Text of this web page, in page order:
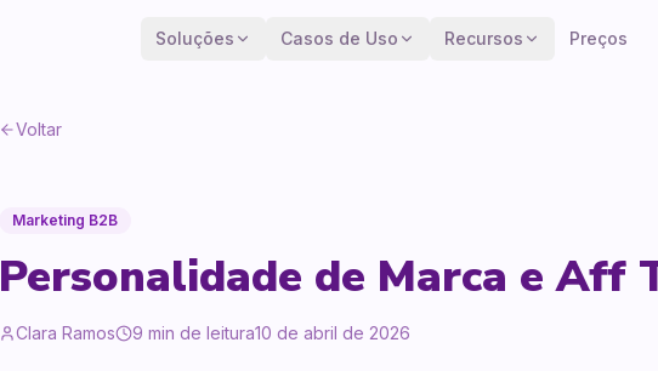
Soluções Casos de Uso Recursos Preços
Voltar
Marketing B2B
Personalidade de Marca e Aff
Clara Ramos 9 min de leitura10 de abril de 2026